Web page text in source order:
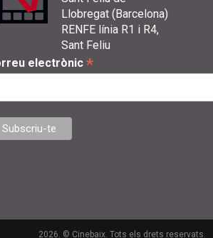
Llobregat (Barcelona)
RENFE línia R1 i R4,
Sant Feliu
electrònic *
2026. © Cinebaix. Tots els drets reservats.